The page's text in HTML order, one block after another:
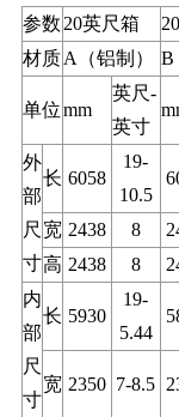
参数 20英尺箱
材质 A（铝制） B
单位mm
英尺-
英寸
外
部
尺
寸
长 6058
19-
10.5
宽 2438 8
高 2438 8
内
部
尺
寸
长 5930
19-
5.44
宽 2350 7-8.5